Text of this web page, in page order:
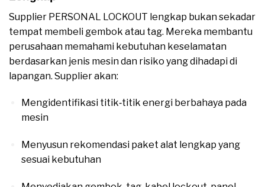
Supplier PERSONAL LOCKOUT lengkap bukan sekadar
tempat membeli gembok atau tag. Mereka membantu
perusahaan memahami kebutuhan keselamatan
berdasarkan jenis mesin dan risiko yang dihadapi di
lapangan. Supplier akan:
Mengidentifikasi titik‑titik energi berbahaya pada
mesin
Menyusun rekomendasi paket alat lengkap yang
sesuai kebutuhan